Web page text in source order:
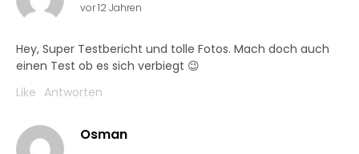
vor 12 Jahren
Hey, Super Testbericht und tolle Fotos. Mach doch auch
einen Test ob es sich verbiegt 😉
Like Antworten
Osman